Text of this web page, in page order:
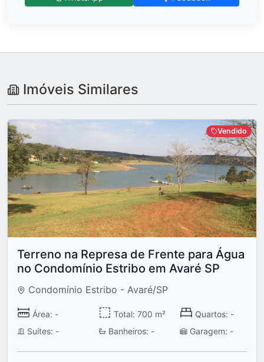
Imóveis Similares
Vendido
Terreno na Represa de Frente para Água
no Condomínio Estribo em Avaré SP
Condomínio Estribo - Avaré/SP
Área: - Total: 700 m²
Quartos: -
Suítes: -
Banheiros: - Garagem: -